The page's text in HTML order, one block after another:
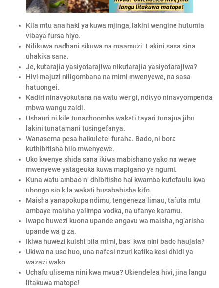
Kila mtu ana haki ya kuwa mjinga, lakini wengine hutumia
vibaya fursa hiyo.
Nilikuwa nadhani sikuwa na maamuzi. Lakini sasa sina
uhakika sana.
Je, kutarajia yasiyotarajiwa nikutarajia yasiyotarajiwa?
Hivi majuzi niligombana na mimi mwenyewe, na sasa
hatuongei.
Kadiri ninavyokutana na watu wengi, ndivyo ninavyompenda
mbwa wangu zaidi.
Ushauri ni kile tunachoomba wakati tayari tunajua jibu
lakini tunatamani tusingefanya.
Wanasema pesa haikuletei furaha. Bado, ni bora
kuthibitisha hilo mwenyewe.
Uko kwenye shida sana ikiwa mabishano yako na wewe
mwenyewe yatageuka kuwa mapigano ya ngumi.
Kuna watu ambao ni dhibitisho hai kwamba kutofaulu kwa
ubongo sio kila wakati husababisha kifo.
Maisha yanapokupa ndimu, tengeneza limau, tafuta mtu
ambaye maisha yalimpa vodka, na ufanye karamu.
Iwapo huwezi kuona upande angavu wa maisha, ng’arisha
upande wa giza.
Ikiwa huwezi kuishi bila mimi, basi kwa nini bado haujafa?
Ukiwa na uso huo, una nafasi nzuri katika kesi dhidi ya
wazazi wako.
Uchafu ulisema nini kwa mvua? Ukiendelea hivi, jina langu
litakuwa matope!